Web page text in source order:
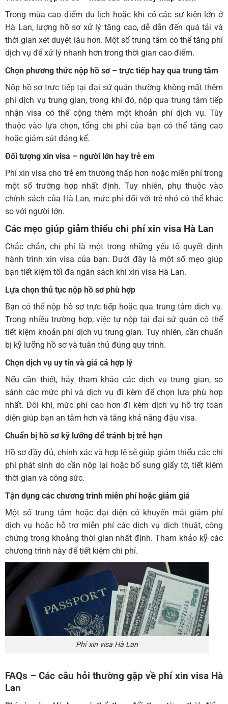
Trong mùa cao điểm du lịch hoặc khi có các sự kiện lớn ở
Hà Lan, lượng hồ sơ xử lý tăng cao, dễ dẫn đến quá tải và
thời gian xét duyệt lâu hơn. Một số trung tâm có thể tăng phí
dịch vụ để xử lý nhanh hơn trong thời gian cao điểm.
Chọn phương thức nộp hồ sơ – trực tiếp hay qua trung tâm
Nộp hồ sơ trực tiếp tại đại sứ quán thường không mất thêm
phí dịch vụ trung gian, trong khi đó, nộp qua trung tâm tiếp
nhận visa có thể cộng thêm một khoản phí dịch vụ. Tùy
thuộc vào lựa chọn, tổng chi phí của bạn có thể tăng cao
hoặc giảm sút đáng kể.
Đối tượng xin visa – người lớn hay trẻ em
Phí xin visa cho trẻ em thường thấp hơn hoặc miễn phí trong
một số trường hợp nhất định. Tuy nhiên, phụ thuộc vào
chính sách của Hà Lan, mức phí đối với trẻ nhỏ có thể khác
so với người lớn.
Các mẹo giúp giảm thiểu chi phí xin visa Hà Lan
Chắc chắn, chi phí là một trong những yếu tố quyết định
hành trình xin visa của bạn. Dưới đây là một số mẹo giúp
bạn tiết kiệm tối đa ngân sách khi xin visa Hà Lan.
Lựa chọn thủ tục nộp hồ sơ phù hợp
Bạn có thể nộp hồ sơ trực tiếp hoặc qua trung tâm dịch vụ.
Trong nhiều trường hợp, việc tự nộp tại đại sứ quán có thể
tiết kiệm khoản phí dịch vụ trung gian. Tuy nhiên, cần chuẩn
bị kỹ lưỡng hồ sơ và tuân thủ đúng quy trình.
Chọn dịch vụ uy tín và giá cả hợp lý
Nếu cần thiết, hãy tham khảo các dịch vụ trung gian, so
sánh các mức phí và dịch vụ đi kèm để chọn lựa phù hợp
nhất. Đôi khi, mức phí cao hơn đi kèm dịch vụ hỗ trợ toàn
diện giúp bạn an tâm hơn và tăng khả năng đậu visa.
Chuẩn bị hồ sơ kỹ lưỡng để tránh bị trễ hạn
Hồ sơ đầy đủ, chính xác và hợp lệ sẽ giúp giảm thiểu các chi
phí phát sinh do cần nộp lại hoặc bổ sung giấy tờ, tiết kiệm
thời gian và công sức.
Tận dụng các chương trình miễn phí hoặc giảm giá
Một số trung tâm hoặc đại diện có khuyến mãi giảm phí
dịch vụ hoặc hỗ trợ miễn phí các dịch vụ dịch thuật, công
chứng trong khoảng thời gian nhất định. Tham khảo kỹ các
chương trình này để tiết kiệm chi phí.
Phí xin visa Hà Lan
FAQs – Các câu hỏi thường gặp về phí xin visa Hà
Lan